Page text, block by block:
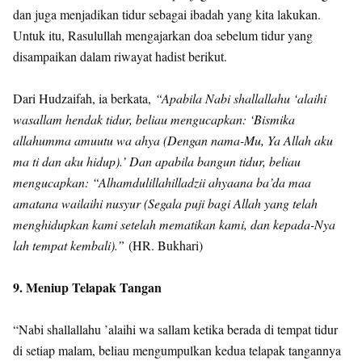
dan juga menjadikan tidur sebagai ibadah yang kita lakukan.
Untuk itu, Rasulullah mengajarkan doa sebelum tidur yang
disampaikan dalam riwayat hadist berikut.
Dari Hudzaifah, ia berkata, “Apabila Nabi shallallahu ‘alaihi
wasallam hendak tidur, beliau mengucapkan: ‘Bismika
allahumma amuutu wa ahya (Dengan nama-Mu, Ya Allah aku
ma ti dan aku hidup).’ Dan apabila bangun tidur, beliau
mengucapkan: “Alhamdulillahilladzii ahyaana ba’da maa
amatana wailaihi nusyur (Segala puji bagi Allah yang telah
menghidupkan kami setelah mematikan kami, dan kepada-Nya
lah tempat kembali).” (HR. Bukhari)
9. Meniup Telapak Tangan
“Nabi shallallahu ’alaihi wa sallam ketika berada di tempat tidur
di setiap malam, beliau mengumpulkan kedua telapak tangannya